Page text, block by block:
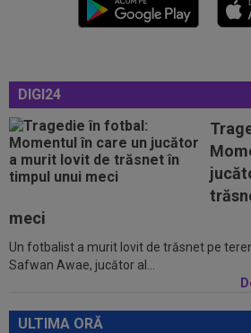
DIGI24
meci
Un fotbalist a murit lovit de trăsnet pe
Safwan Awae, jucător al...
ULTIMA ORĂ
Surpriza serii în Europa:
23:53 FOTO
I-a lăsat ”mască”! Ce
Junior, imediat după negocierile cu
23:52 EXCLUSIV
Ilie Dumitrescu a
bun atacant din SuperLiga României
Surpriza din preliminariile
le-a rupt seria de victorii...
00:22 EXCLUSIV Dan Petrescu s-a